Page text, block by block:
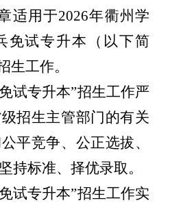
适用于2026年衢州学
免试专升本（以下简
生工作。
试专升本”招生工作严
招生主管部门的有关
平竞争、公正选拔、
持标准、择优录取。
试专升本”招生工作实